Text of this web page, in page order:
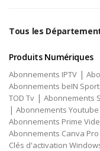
Tous les
Produits Numériques
Abonnements IPTV |
Abonnements beIN
TOD Tv | Abonnements
| Abonnements
Abonnements Prime
Abonnements Canva Pro
Clés d'activation